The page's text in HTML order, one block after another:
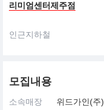
리미엄센터제주점
인근지하철
모집내용
소속매장 위드가인(주)